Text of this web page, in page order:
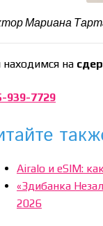
Мариана
на
939-7729
Airalo и eSIM:
«Здибанка
2026